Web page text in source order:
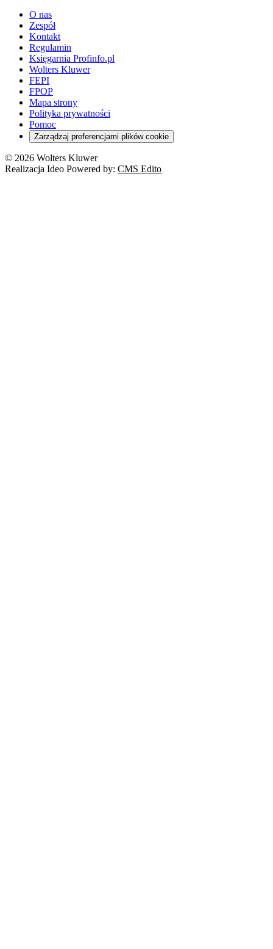
O nas
Zespół
Kontakt
Regulamin
Księgarnia Profinfo.pl
Wolters Kluwer
FEPI
FPOP
Mapa strony
Polityka prywatności
Pomoc
Zarządzaj preferencjami plików cookie
© 2026 Wolters Kluwer
Realizacja Ideo Powered by: CMS Edito